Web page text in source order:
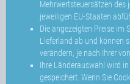
Mehrwertsteuersätzen des
jeweiligen EU-Staaten
Die angezeigten Preise im
Lieferland ab und können
verändern, je nach Ihrer
Ihre Länderauswahl wird
gespeichert. Wenn Sie